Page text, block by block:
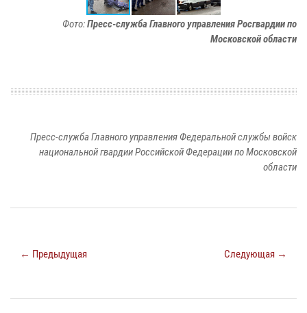
Фото:Пресс-служба Главного управления Росгвардии по
Московской области
Пресс-служба Главного управления Федеральной службы войск
национальной гвардии Российской Федерации по Московской
области
← Предыдущая Следующая →